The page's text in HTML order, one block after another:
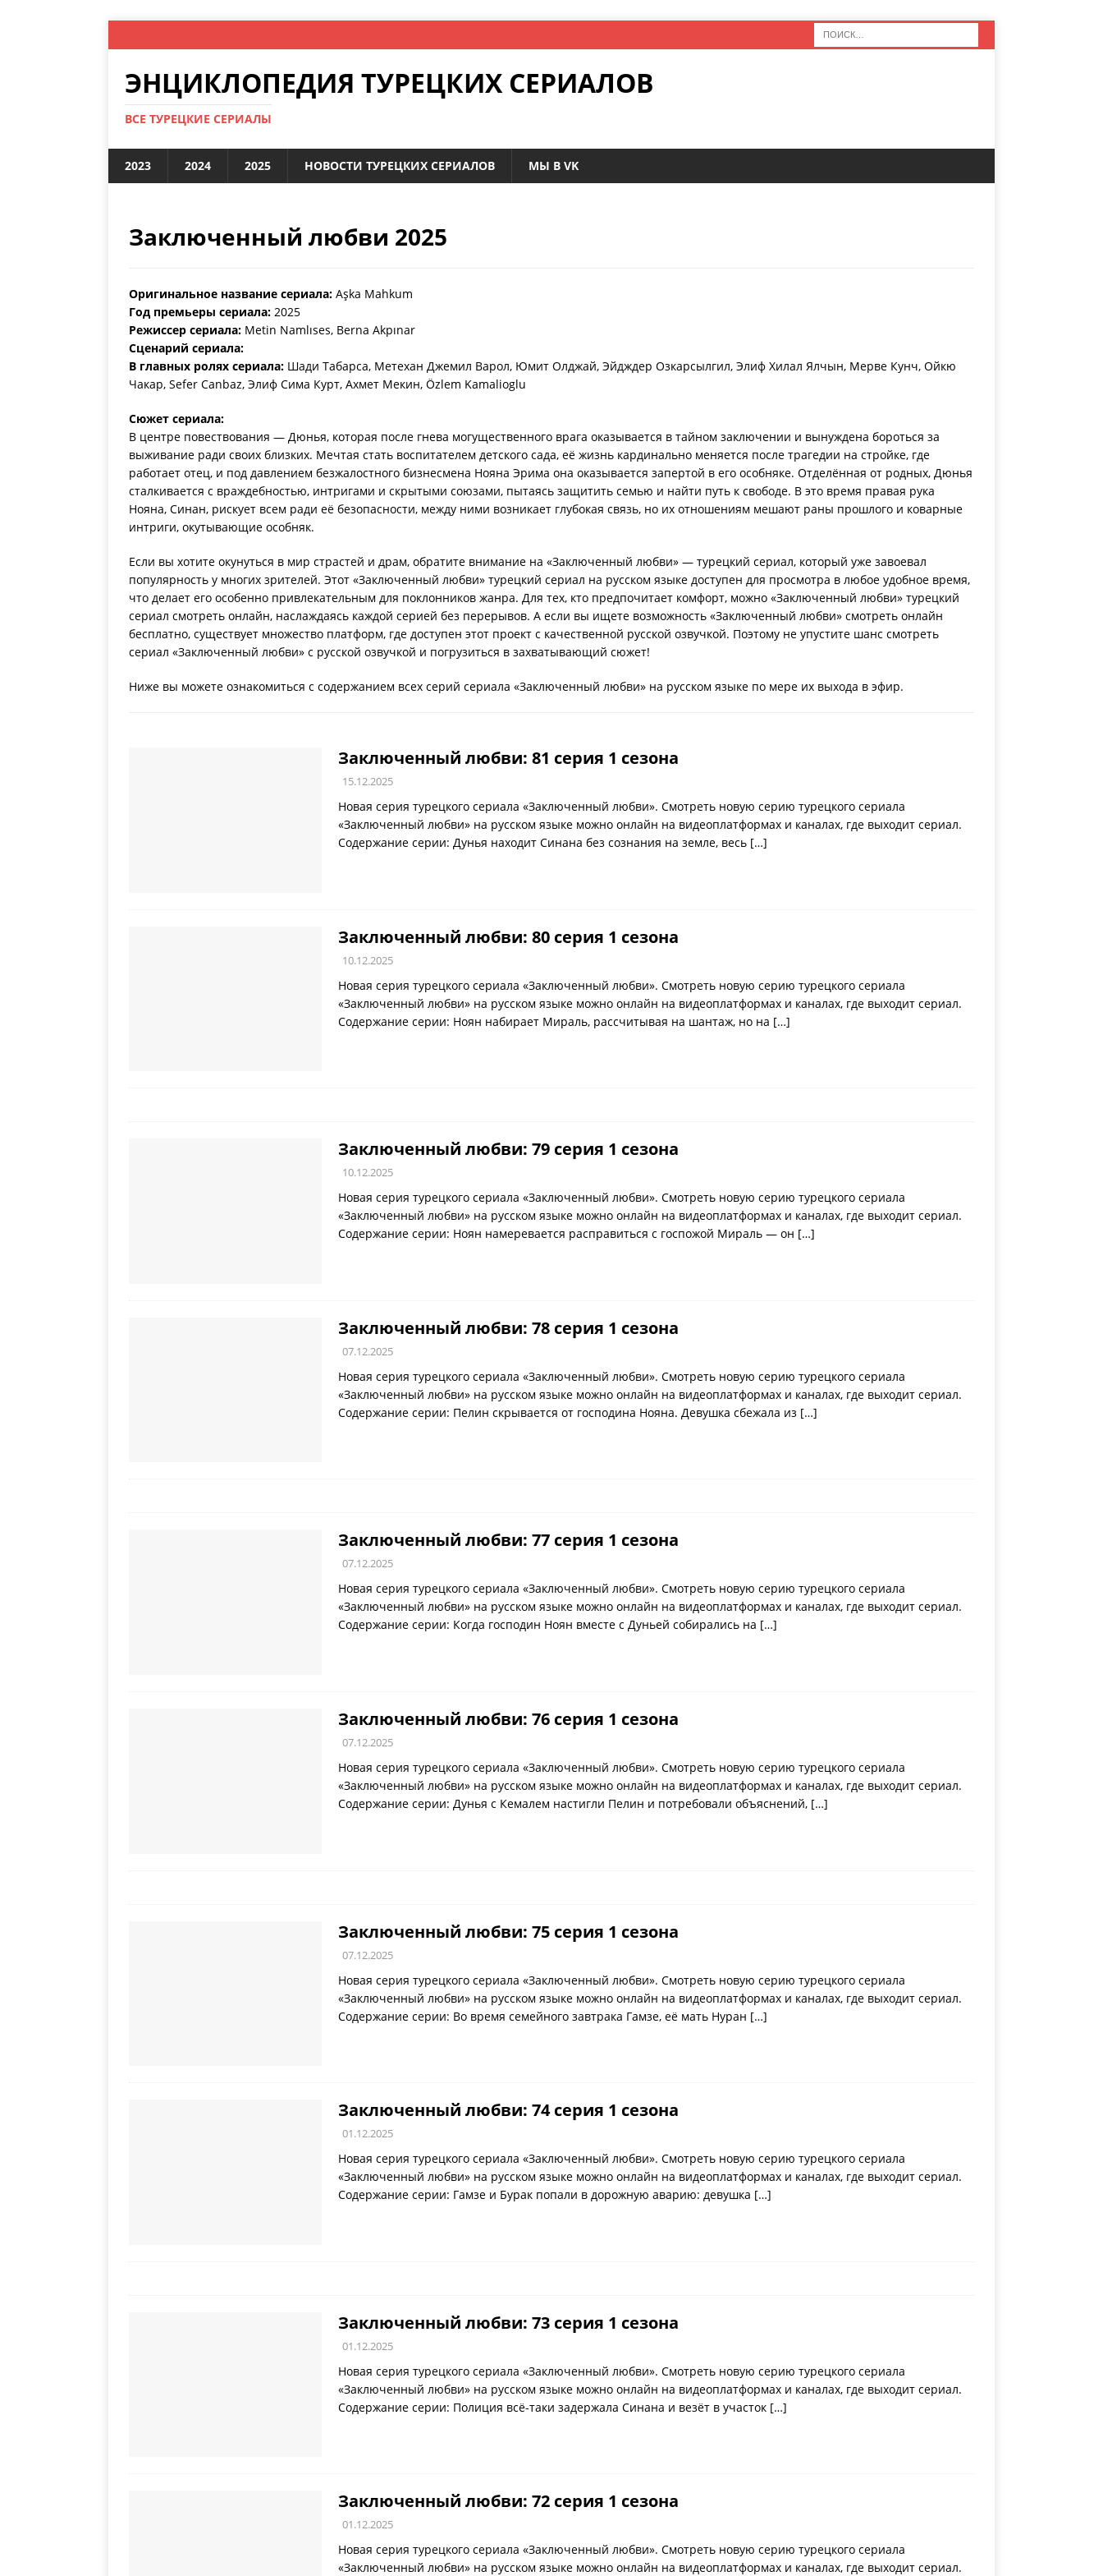
ЭНЦИКЛОПЕДИЯ ТУРЕЦКИХ СЕРИАЛОВ
ВСЕ ТУРЕЦКИЕ СЕРИАЛЫ
2023 2024 2025 НОВОСТИ ТУРЕЦКИХ СЕРИАЛОВ МЫ В VK
Заключенный любви 2025
Оригинальное название сериала: Aşka Mahkum
Год премьеры сериала: 2025
Режиссер сериала: Metin Namlıses, Berna Akpınar
Сценарий сериала:
В главных ролях сериала: Шади Табарса, Метехан Джемил Варол, Юмит Олджай, Эйдждер Озкарсылгил, Элиф Хилал Ялчын, Мерве Кунч, Ойкю
Чакар, Sefer Canbaz, Элиф Сима Курт, Ахмет Мекин, Özlem Kamalioglu
Сюжет сериала:
В центре повествования — Дюнья, которая после гнева могущественного врага оказывается в тайном заключении и вынуждена бороться за
выживание ради своих близких. Мечтая стать воспитателем детского сада, её жизнь кардинально меняется после трагедии на стройке, где
работает отец, и под давлением безжалостного бизнесмена Нояна Эрима она оказывается запертой в его особняке. Отделённая от родных, Дюнья
сталкивается с враждебностью, интригами и скрытыми союзами, пытаясь защитить семью и найти путь к свободе. В это время правая рука
Нояна, Синан, рискует всем ради её безопасности, между ними возникает глубокая связь, но их отношениям мешают раны прошлого и коварные
интриги, окутывающие особняк.
Если вы хотите окунуться в мир страстей и драм, обратите внимание на «Заключенный любви» — турецкий сериал, который уже завоевал
популярность у многих зрителей. Этот «Заключенный любви» турецкий сериал на русском языке доступен для просмотра в любое удобное время,
что делает его особенно привлекательным для поклонников жанра. Для тех, кто предпочитает комфорт, можно «Заключенный любви» турецкий
сериал смотреть онлайн, наслаждаясь каждой серией без перерывов. А если вы ищете возможность «Заключенный любви» смотреть онлайн
бесплатно, существует множество платформ, где доступен этот проект с качественной русской озвучкой. Поэтому не упустите шанс смотреть
сериал «Заключенный любви» с русской озвучкой и погрузиться в захватывающий сюжет!
Ниже вы можете ознакомиться с содержанием всех серий сериала «Заключенный любви» на русском языке по мере их выхода в эфир.
Заключенный любви: 81 серия 1 сезона
15.12.2025
Новая серия турецкого сериала «Заключенный любви». Смотреть новую серию турецкого сериала
«Заключенный любви» на русском языке можно онлайн на видеоплатформах и каналах, где выходит сериал.
Содержание серии: Дунья находит Синана без сознания на земле, весь […]
Заключенный любви: 80 серия 1 сезона
10.12.2025
Новая серия турецкого сериала «Заключенный любви». Смотреть новую серию турецкого сериала
«Заключенный любви» на русском языке можно онлайн на видеоплатформах и каналах, где выходит сериал.
Содержание серии: Ноян набирает Мираль, рассчитывая на шантаж, но на […]
Заключенный любви: 79 серия 1 сезона
10.12.2025
Новая серия турецкого сериала «Заключенный любви». Смотреть новую серию турецкого сериала
«Заключенный любви» на русском языке можно онлайн на видеоплатформах и каналах, где выходит сериал.
Содержание серии: Ноян намеревается расправиться с госпожой Мираль — он […]
Заключенный любви: 78 серия 1 сезона
07.12.2025
Новая серия турецкого сериала «Заключенный любви». Смотреть новую серию турецкого сериала
«Заключенный любви» на русском языке можно онлайн на видеоплатформах и каналах, где выходит сериал.
Содержание серии: Пелин скрывается от господина Нояна. Девушка сбежала из […]
Заключенный любви: 77 серия 1 сезона
07.12.2025
Новая серия турецкого сериала «Заключенный любви». Смотреть новую серию турецкого сериала
«Заключенный любви» на русском языке можно онлайн на видеоплатформах и каналах, где выходит сериал.
Содержание серии: Когда господин Ноян вместе с Дуньей собирались на […]
Заключенный любви: 76 серия 1 сезона
07.12.2025
Новая серия турецкого сериала «Заключенный любви». Смотреть новую серию турецкого сериала
«Заключенный любви» на русском языке можно онлайн на видеоплатформах и каналах, где выходит сериал.
Содержание серии: Дунья с Кемалем настигли Пелин и потребовали объяснений, […]
Заключенный любви: 75 серия 1 сезона
07.12.2025
Новая серия турецкого сериала «Заключенный любви». Смотреть новую серию турецкого сериала
«Заключенный любви» на русском языке можно онлайн на видеоплатформах и каналах, где выходит сериал.
Содержание серии: Во время семейного завтрака Гамзе, её мать Нуран […]
Заключенный любви: 74 серия 1 сезона
01.12.2025
Новая серия турецкого сериала «Заключенный любви». Смотреть новую серию турецкого сериала
«Заключенный любви» на русском языке можно онлайн на видеоплатформах и каналах, где выходит сериал.
Содержание серии: Гамзе и Бурак попали в дорожную аварию: девушка […]
Заключенный любви: 73 серия 1 сезона
01.12.2025
Новая серия турецкого сериала «Заключенный любви». Смотреть новую серию турецкого сериала
«Заключенный любви» на русском языке можно онлайн на видеоплатформах и каналах, где выходит сериал.
Содержание серии: Полиция всё-таки задержала Синана и везёт в участок […]
Заключенный любви: 72 серия 1 сезона
01.12.2025
Новая серия турецкого сериала «Заключенный любви». Смотреть новую серию турецкого сериала
«Заключенный любви» на русском языке можно онлайн на видеоплатформах и каналах, где выходит сериал.